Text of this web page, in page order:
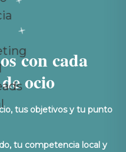
con cada
ocio
tus objetivos y tu punto
tu competencia local y